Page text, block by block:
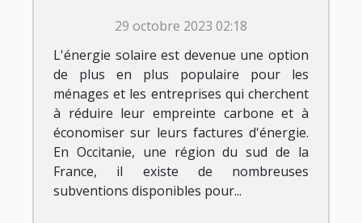
Occitanie29 octobre 2023 02:18
L'énergie solaire est devenue une option
de plus en plus populaire pour les
ménages et les entreprises qui cherchent
à réduire leur empreinte carbone et à
économiser sur leurs factures d'énergie.
En Occitanie, une région du sud de la
France, il existe de nombreuses
subventions disponibles pour...